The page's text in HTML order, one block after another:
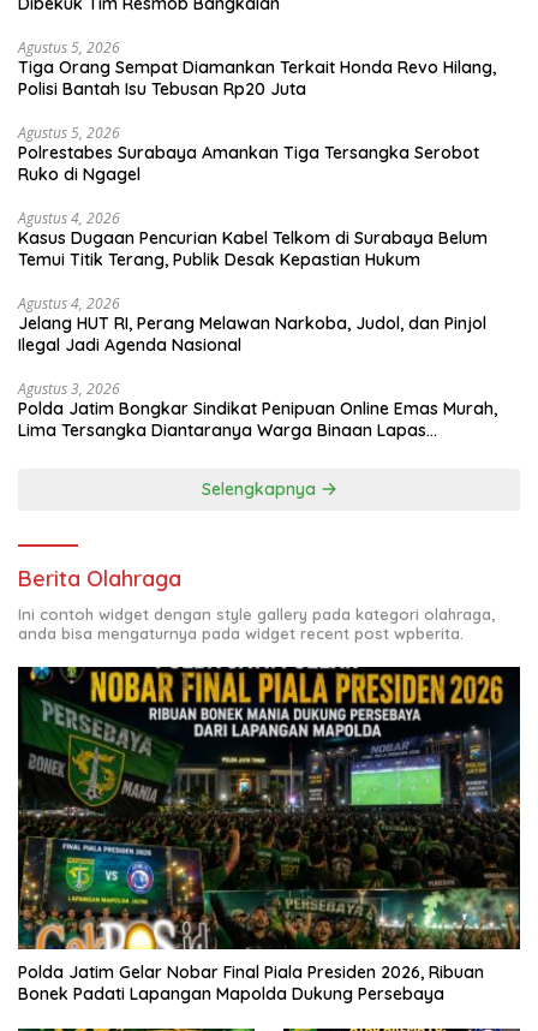
Agustus 5, 2026
Tiga Orang Sempat Diamankan Terkait Honda Revo Hilang,
Polisi Bantah Isu Tebusan Rp20 Juta
Agustus 5, 2026
Polrestabes Surabaya Amankan Tiga Tersangka Serobot
Ruko di Ngagel
Agustus 4, 2026
Kasus Dugaan Pencurian Kabel Telkom di Surabaya Belum
Temui Titik Terang, Publik Desak Kepastian Hukum
Agustus 4, 2026
Jelang HUT RI, Perang Melawan Narkoba, Judol, dan Pinjol
Ilegal Jadi Agenda Nasional
Agustus 3, 2026
Polda Jatim Bongkar Sindikat Penipuan Online Emas Murah,
Lima Tersangka Diantaranya Warga Binaan Lapas
Selengkapnya
Berita Olahraga
Ini contoh widget dengan style gallery pada kategori olahraga,
anda bisa mengaturnya pada widget recent post wpberita.
Polda Jatim Gelar Nobar Final Piala Presiden 2026, Ribuan
Bonek Padati Lapangan Mapolda Dukung Persebaya